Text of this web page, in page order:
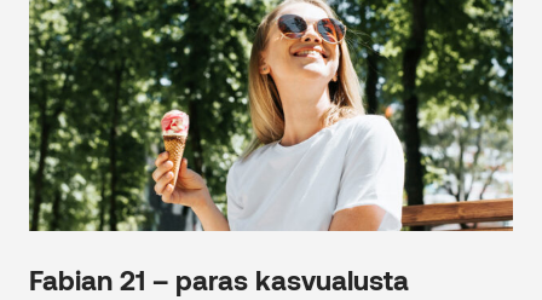
Fabian 21 – paras kasvualusta